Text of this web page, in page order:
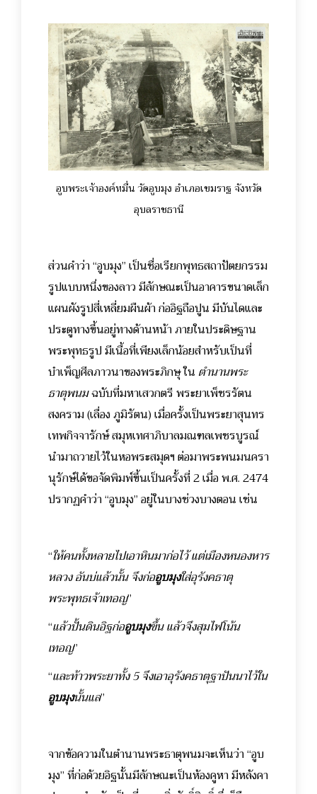
อูบพระเจ้าองค์หมื่น วัดอูบมุง อำเภอเขมราฐ จังหวัด
อุบลราชธานี
ส่วนคำว่า “อูบมุง” เป็นชื่อเรียกพุทธสถาปัตยกรรม
รูปแบบหนึ่งของลาว มีลักษณะเป็นอาคารขนาดเล็ก
แผนผังรูปสี่เหลี่ยมผืนผ้า ก่ออิฐถือปูน มีบันไดและ
ประตูทางขึ้นอยู่ทางด้านหน้า ภายในประดิษฐาน
พระพุทธรูป มีเนื้อที่เพียงเล็กน้อยสำหรับเป็นที่
บำเพ็ญศีลภาวนาของพระภิกษุ ใน ตำนานพระ
ธาตุพนมฉบับที่มหาเสวกตรี พระยาเพ็ชรรัตน
สงคราม (เลื่อง ภูมิรัตน) เมื่อครั้งเป็นพระยาสุนทร
เทพกิจจารักษ์ สมุหเทศาภิบาลมณฑลเพชรบูรณ์
นำมาถวายไว้ในหอพระสมุดฯ ต่อมาพระพนมนครา
นุรักษ์ได้ขอจัดพิมพ์ขึ้นเป็นครั้งที่ 2 เมื่อ พ.ศ. 2474
ปรากฏคำว่า “อูบมุง” อยู่ในบางช่วงบางตอน เช่น
“ให้คนทั้งหลายไปเอาหินมาก่อไว้ แต่เมืองหนองหาร
หลวง อันบ่แล้วนั้น จึงก่ออูบมุงใส่อุรังคธาตุ
พระพุทธเจ้าเทอญ”
“แล้วปั้นดินอิฐก่ออูบมุงขึ้น แล้วจึงสุมไฟโน้น
เทอญ”
“และท้าวพระยาทั้ง 5 จึงเอาอุรังคธาตุฐาปันนาไว้ใน
อูบมุงนั้นแล”
จากข้อความในตำนานพระธาตุพนมจะเห็นว่า “อูบ
มุง” ที่ก่อด้วยอิฐนั้นมีลักษณะเป็นห้องคูหา มีหลังคา